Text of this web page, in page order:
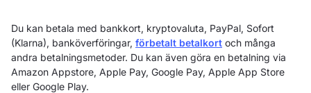
Du kan betala med bankkort, kryptovaluta, PayPal, Sofort
(Klarna), banköverföringar, förbetalt betalkort och många
andra betalningsmetoder. Du kan även göra en betalning via
Amazon Appstore, Apple Pay, Google Pay, Apple App Store
eller Google Play.